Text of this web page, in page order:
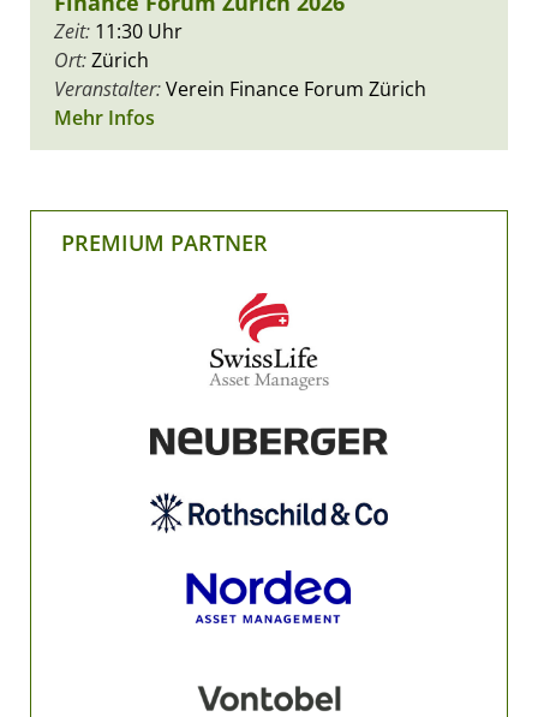
Zeit: 11:30 Uhr
Ort:Zürich
Veranstalter:Verein Finance Forum Zürich
Mehr Infos
PREMIUM PARTNER